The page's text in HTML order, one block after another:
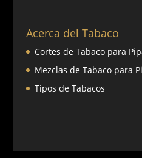
Acerca del Tabaco
Cortes de Tabaco para
Mezclas de Tabaco para
Tipos de Tabacos